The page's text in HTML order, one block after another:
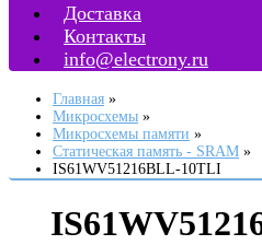
Доставка
Контакты
info@electrony.ru
Главная
Микросхемы
Микросхемы памяти
Статическая память - SRAM
IS61WV51216BLL-10TLI